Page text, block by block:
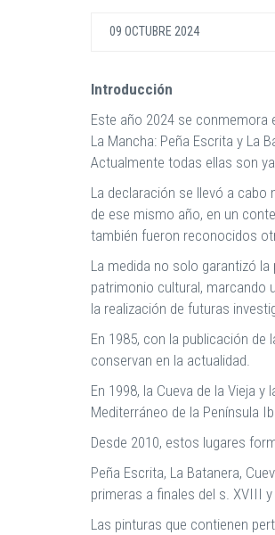
09 OCTUBRE 2024
Introducción
Este año 2024 se
La Mancha: Peña Escrita y La
Actualmente todas ellas son
La declaración se llevó a cabo
de ese mismo año, en un
también fueron reconocidos
La medida no solo garantizó
patrimonio cultural, marcando
la realización de futuras
En 1985, con la publicación
conservan en la actualidad.
En 1998, la Cueva de la Vieja
Mediterráneo de la Península
Desde 2010, estos lugares
Peña Escrita, La Batanera,
primeras a finales del s. XVIII
Las pinturas que contienen